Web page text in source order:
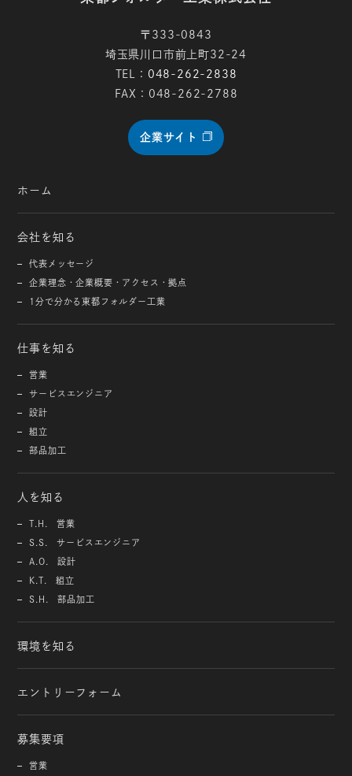
〒333-0843
埼玉県川口市前上町32-24
TEL： 048-262-2838
FAX：048-262-2788
企業サイト
ホーム
会社を知る
代表メッセージ
企業理念・企業概要・アクセス・拠点
1分で分かる東都フォルダー工業
仕事を知る
営業
サービスエンジニア
設計
組立
部品加工
人を知る
T.H. 営業
S.S. サービスエンジニア
A.O. 設計
K.T. 組立
S.H. 部品加工
環境を知る
エントリーフォーム
募集要項
営業